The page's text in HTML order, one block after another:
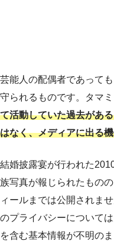
芸能人の配偶者であって
守られるものです。タマ
て活動していた過去があ
はなく、メディアに出る
結婚披露宴が行われた
族写真が報じられたもの
ィールまでは公開されま
のプライバシーについて
を含む基本情報が不明の